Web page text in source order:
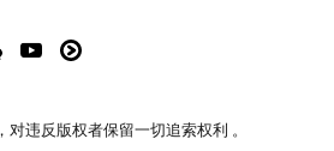
违反版权者保留一切追索权利 。